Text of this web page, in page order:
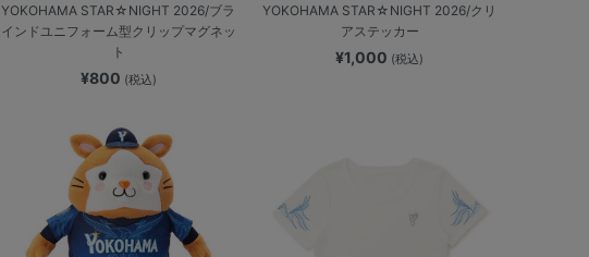
YOKOHAMA STAR☆NIGHT 2026/ブラ
インドユニフォーム型クリップマグネッ
ト
¥800 (税込)
YOKOHAMA STAR☆NIGHT 2026/クリ
アステッカー
¥1,000 (税込)